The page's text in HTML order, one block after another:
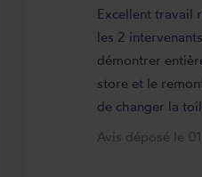
Excellent travail
les 2
démontrer
store et le
de changer la
maintenant
Avis déposé le